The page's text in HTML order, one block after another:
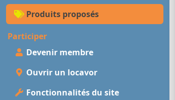
Produits proposés
Participer
Devenir membre
Ouvrir un locavor
Fonctionnalités du site